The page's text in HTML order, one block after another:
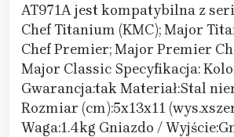
AT971A jest kompatybilna z
Chef Titanium (KMC); Major
Chef Premier; Major Premier
Major Classic Specyfikacja:
Gwarancja:tak Materiał:Stal
Rozmiar (cm):5x13x11
Waga:1.4kg Gniazdo /